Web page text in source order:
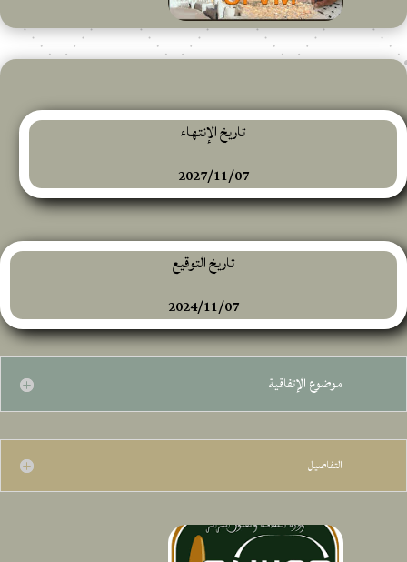
تاريخ الإنتهاء
2027/11/07
تاريخ التوقيع
2024/11/07
موضوع الإتفاقية
التفاصيل